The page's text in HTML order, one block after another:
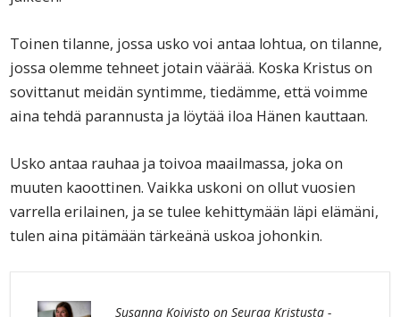
Toinen tilanne, jossa usko voi antaa lohtua, on tilanne,
jossa olemme tehneet jotain väärää. Koska Kristus on
sovittanut meidän syntimme, tiedämme, että voimme
aina tehdä parannusta ja löytää iloa Hänen kauttaan.
Usko antaa rauhaa ja toivoa maailmassa, joka on
muuten kaoottinen. Vaikka uskoni on ollut vuosien
varrella erilainen, ja se tulee kehittymään läpi elämäni,
tulen aina pitämään tärkeänä uskoa johonkin.
Susanna Koivisto on Seuraa Kristusta -